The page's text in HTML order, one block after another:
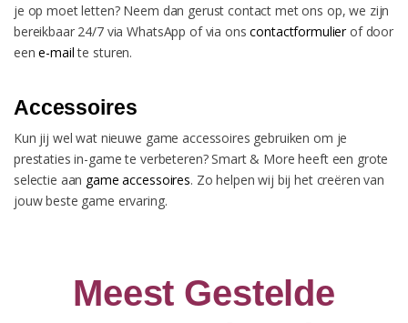
je op moet letten? Neem dan gerust contact met ons op, we zijn
bereikbaar 24/7 via WhatsApp of via onscontactformulierof door
eene-mailte sturen.
Accessoires
Kun jij wel wat nieuwe game accessoires gebruiken om je
prestaties in-game te verbeteren? Smart & More heeft een grote
selectie aan game accessoires. Zo helpen wij bij het creëren van
jouw beste game ervaring.
Meest Gestelde